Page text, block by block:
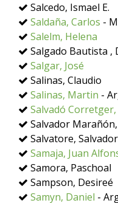
Salcedo, Ismael E.
Saldaña, Carlos -
Salelm, Helena
Salgado Bautista ,
Salgar, José
Salinas, Claudio
Salinas, Martin -
Salvadó
Salvador
Salvatore, Salvador
Samaja, Juan
Samora, Paschoal
Sampson, Desireé
Samyn, Daniel -